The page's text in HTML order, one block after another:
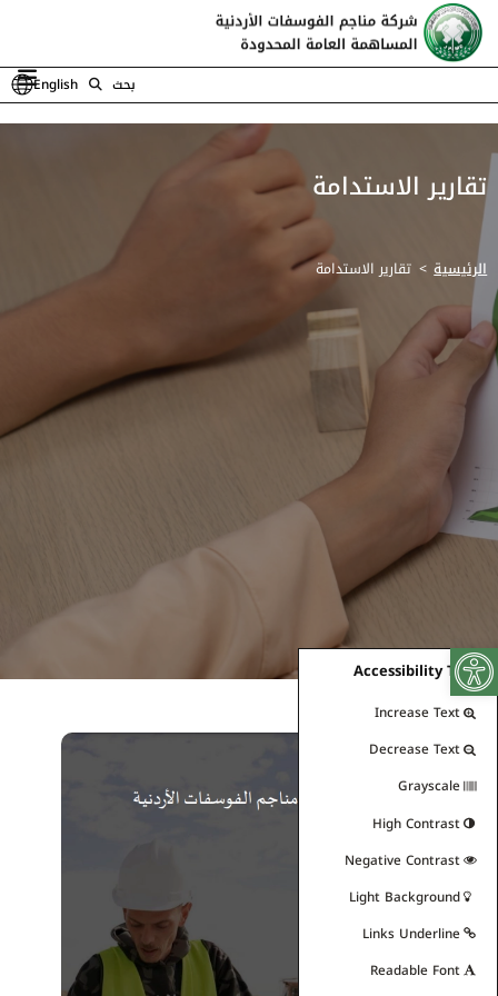
Open toolbar
Accessibility Tools
Increase Text
Decrease Text
Grayscale
High Contrast
Negative Contrast
Light Background
Links Underline
Readable Font
بحث English
تقارير الاستدامة
الرئيسية تقارير الاستدامة